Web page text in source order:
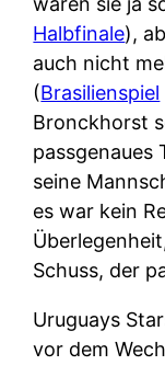
Halbfinale),
auch nicht
(Brasilienspiel
Bronckhorst
passgenaues
seine
es war kein
Schuss, der
Uruguays
vor dem